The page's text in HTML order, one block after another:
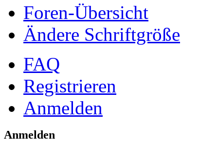
Foren-Übersicht
Ändere Schriftgröße
FAQ
Registrieren
Anmelden
Anmelden